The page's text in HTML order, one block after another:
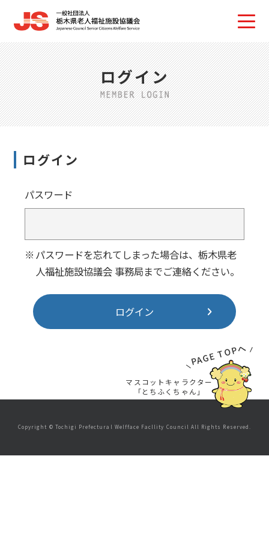
ログイン
ログイン
パスワード
パスワードを忘れてしまった場合は、栃木県老
人福祉施設協議会 事務局までご連絡ください。
ログイン
PAGE TOPへ
マスコットキャラクター
「とちふくちゃん」
Copyright © Tochigi Prefectural Welfface Facllity Council All Rights Reserved.